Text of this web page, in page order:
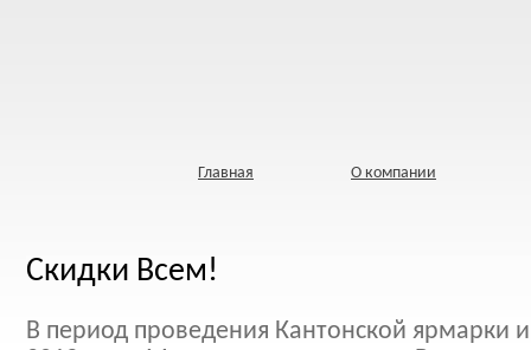
Главная О компании
Скидки Всем!
В период проведения Кантонской ярмарки